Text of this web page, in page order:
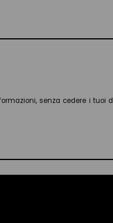
senza cedere i tuoi